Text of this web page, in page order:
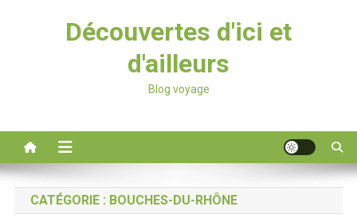
Découvertes d'ici et
d'ailleurs
Blog voyage
CATÉGORIE : BOUCHES-DU-RHÔNE